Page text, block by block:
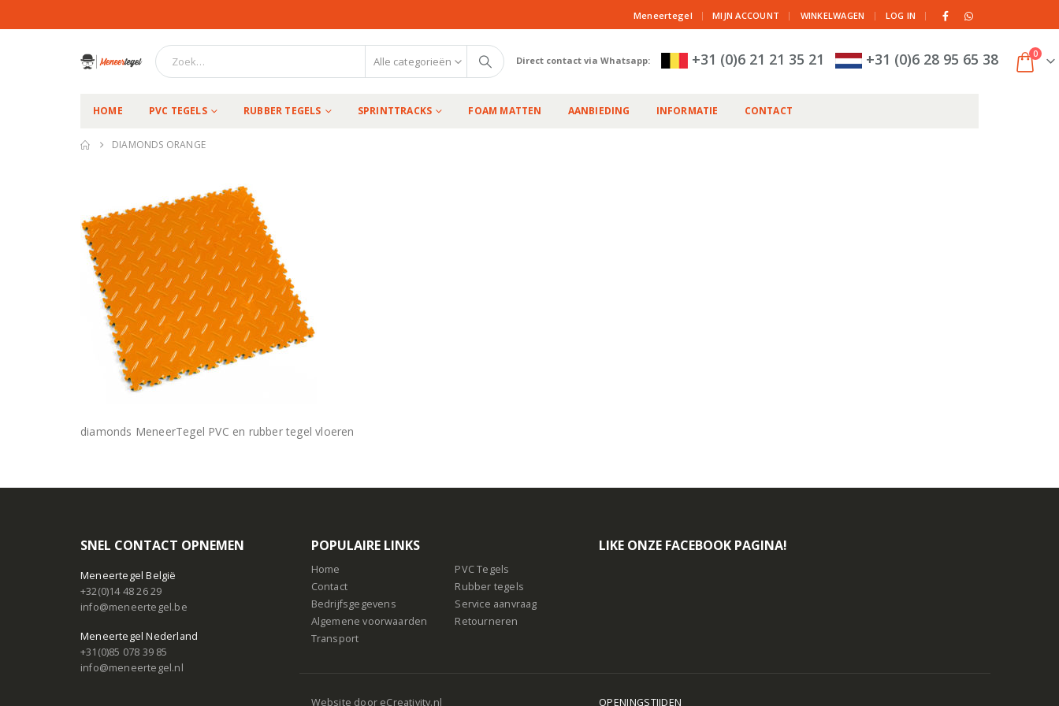
Meneertegel | MIJN ACCOUNT WINKELWAGEN LOG IN |
Alle categorieën Direct contact via Whatsapp: +31 (0)6 21 21 35 21 +31 (0)6 28 95 65 38 0
HOME PVC TEGELS RUBBER TEGELS SPRINTTRACKS FOAM MATTEN AANBIEDING INFORMATIE CONTACT
DIAMONDS ORANGE
diamonds MeneerTegel PVC en rubber tegel vloeren
SNEL CONTACT OPNEMEN
Meneertegel België
+32(0)14 48 26 29
info@meneertegel.be
Meneertegel Nederland
+31(0)85 078 39 85
info@meneertegel.nl
POPULAIRE LINKS
Home
Contact
Bedrijfsgegevens
Algemene voorwaarden
Transport
PVC Tegels
Rubber tegels
Service aanvraag
Retourneren
LIKE ONZE FACEBOOK PAGINA!
Website door eCreativity.nl OPENINGSTIJDEN